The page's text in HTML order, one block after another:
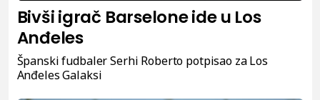
Bivši igrač Barselone ide u Los
Anđeles
Španski fudbaler Serhi Roberto potpisao za Los
Anđeles Galaksi